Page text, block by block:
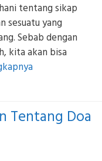
tentang sikap
sesuatu yang
Sebab dengan
kita akan bisa
Tentang Doa